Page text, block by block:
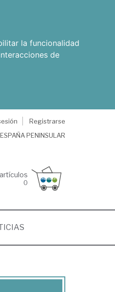
la funcionalidad
de
Registrarse
ESPAÑA PENINSULAR
artículos
0